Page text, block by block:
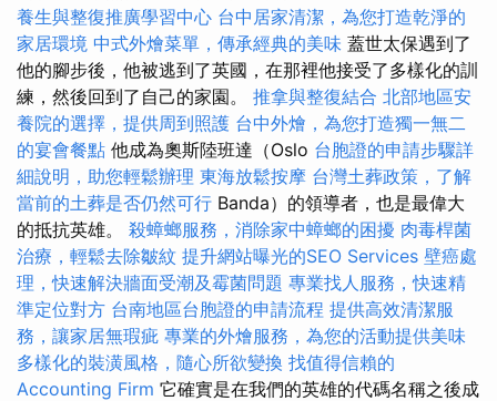
養生與整復推廣學習中心 台中居家清潔，為您打造乾淨的
家居環境 中式外燴菜單，傳承經典的美味 蓋世太保遇到了
他的腳步後，他被逃到了英國，在那裡他接受了多樣化的訓
練，然後回到了自己的家園。 推拿與整復結合 北部地區安
養院的選擇，提供周到照護 台中外燴，為您打造獨一無二
的宴會餐點 他成為奧斯陸班達（Oslo 台胞證的申請步驟詳
細說明，助您輕鬆辦理 東海放鬆按摩 台灣土葬政策，了解
當前的土葬是否仍然可行 Banda）的領導者，也是最偉大
的抵抗英雄。 殺蟑螂服務，消除家中蟑螂的困擾 肉毒桿菌
治療，輕鬆去除皺紋 提升網站曝光的SEO Services 壁癌處
理，快速解決牆面受潮及霉菌問題 專業找人服務，快速精
準定位對方 台南地區台胞證的申請流程 提供高效清潔服
務，讓家居無瑕疵 專業的外燴服務，為您的活動提供美味
多樣化的裝潢風格，隨心所欲變換 找值得信賴的
Accounting Firm 它確實是在我們的英雄的代碼名稱之後成